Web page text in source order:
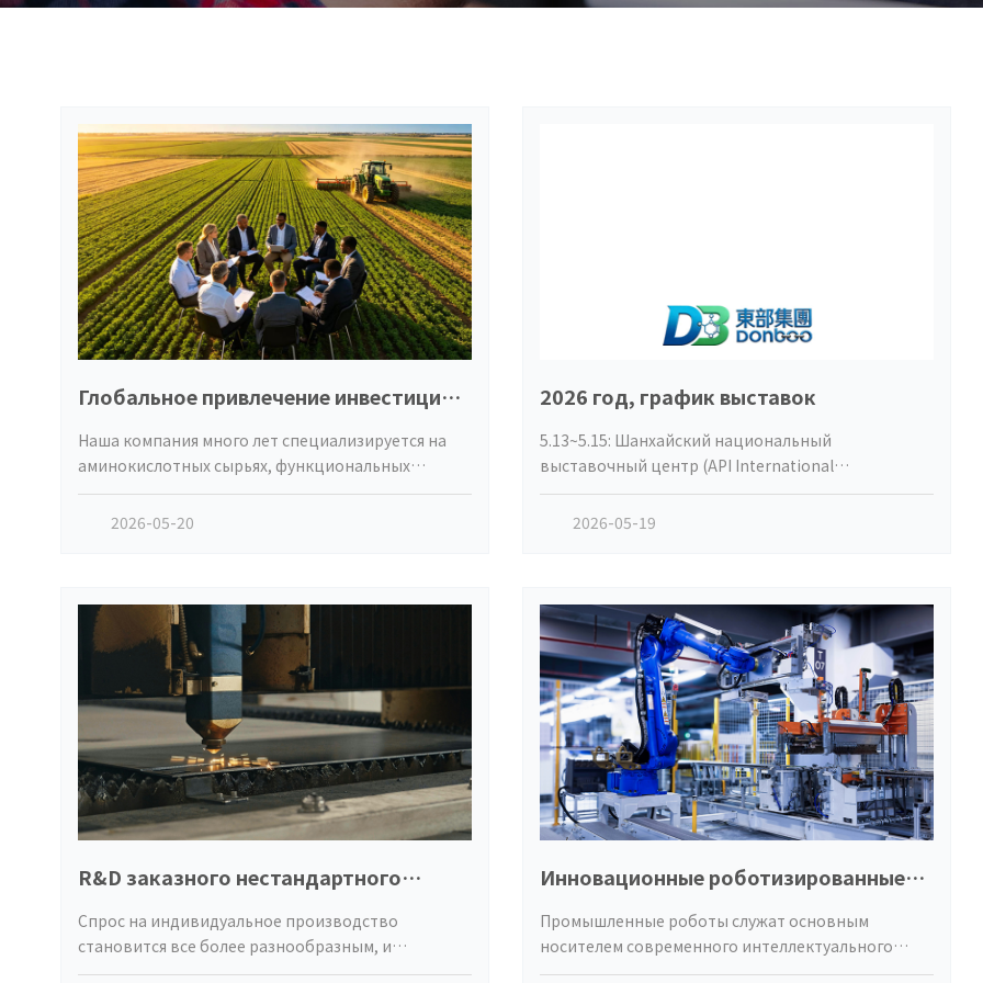
Глобальное привлечение инвестиций и
Наша компания много лет специализируется на
аминокислотных сырьях, функциональных
удобрениях для сельского хозяйства и добавках к
кормам для животных и рыб. У нас есть зрелая и
2026-05-20
2026 год, график выставок
5.13~5.15: Шанхайский национальный
выставочный центр (API International
Pharmaceutical Ingredients) 18 м²
Номер стенда: 2.1D55
2026-05-19
R&D заказного нестандартного
возможностей
Спрос на индивидуальное производство
становится все более разнообразным, и
стандартизированное оборудование больше не
Инновационные роботизированные
приложения, способствующие
интеллектуальной трансформации и
Промышленные роботы служат основным
носителем современного интеллектуального
производства, а также ключевым оборудованием